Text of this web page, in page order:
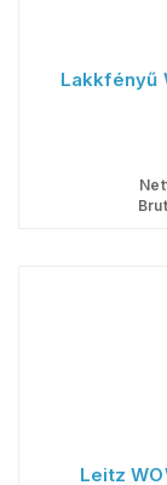
Lakkfényű
Leitz